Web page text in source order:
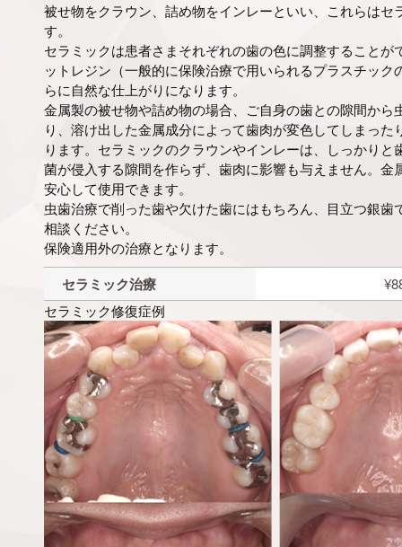
被せ物をクラウン、詰め物をインレーといい、これらはセ
す。
セラミックは患者さまそれぞれの歯の色に調整することが
ットレジン（一般的に保険治療で用いられるプラスチック
らに自然な仕上がりになります。
金属製の被せ物や詰め物の場合、ご自身の歯との隙間から
り、溶け出した金属成分によって歯肉が変色してしまった
ります。セラミックのクラウンやインレーは、しっかりと
菌が侵入する隙間を作らず、歯肉に影響も与えません。金
安心して使用できます。
虫歯治療で削った歯や欠けた歯にはもちろん、目立つ銀歯
相談ください。
保険適用外の治療となります。
セラミック治療
セラミック修復症例